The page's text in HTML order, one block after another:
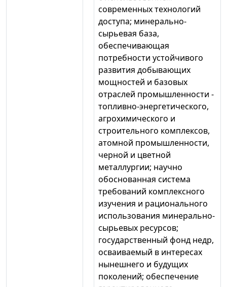
современных технологий
доступа; минерально-
сырьевая база,
обеспечивающая
потребности устойчивого
развития добывающих
мощностей и базовых
отраслей промышленности -
топливно-энергетического,
агрохимического и
строительного комплексов,
атомной промышленности,
черной и цветной
металлургии; научно
обоснованная система
требований комплексного
изучения и рационального
использования минерально-
сырьевых ресурсов;
государственный фонд недр,
осваиваемый в интересах
нынешнего и будущих
поколений; обеспечение